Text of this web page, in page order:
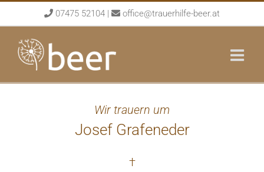
to
content
07475 52104 | office@trauerhilfe-beer.at
Wir trauern um
Josef Grafeneder
†